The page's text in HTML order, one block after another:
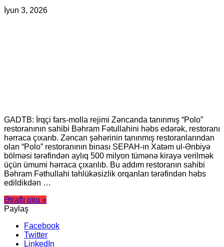
İyun 3, 2026
GADTB: İrqçi fars-molla rejimi Zəncanda tanınmış “Polo”
restoranının sahibi Bəhram Fətullahini həbs edərək, restoranı
hərraca çıxarıb. Zəncan şəhərinin tanınmış restoranlarından
olan “Polo” restoranının binası SEPAH-ın Xatəm ul-Ənbiyə
bölməsi tərəfindən aylıq 500 milyon tümənə kirayə verilmək
üçün ümumi hərraca çıxarılıb. Bu addım restoranın sahibi
Bəhram Fəthullahi təhlükəsizlik orqanları tərəfindən həbs
edildikdən …
Ətraflı oxu »
Paylaş
Facebook
Twitter
LinkedIn